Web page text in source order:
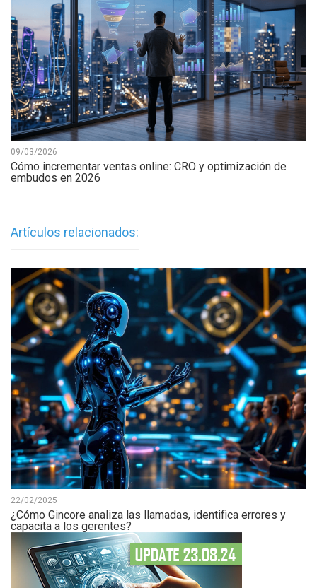
09/03/2026
Cómo incrementar ventas online: CRO y optimización de
embudos en 2026
Artículos relacionados:
22/02/2025
¿Cómo Gincore analiza las llamadas, identifica errores y
capacita a los gerentes?